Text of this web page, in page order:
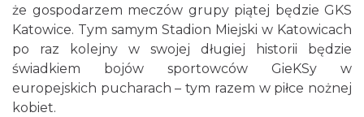
że gospodarzem meczów grupy piątej będzie GKS
Katowice. Tym samym Stadion Miejski w Katowicach
po raz kolejny w swojej długiej historii będzie
świadkiem bojów sportowców GieKSy w
europejskich pucharach – tym razem w piłce nożnej
kobiet.